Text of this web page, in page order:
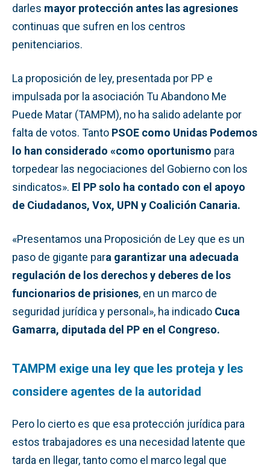
darles mayor protección antes las agresiones
continuas que sufren en los centros
penitenciarios.
La proposición de ley, presentada por PP e
impulsada por la asociación Tu Abandono Me
Puede Matar (TAMPM), no ha salido adelante por
falta de votos. Tanto PSOE como Unidas Podemos
lo han considerado «como oportunismo para
torpedear las negociaciones del Gobierno con los
sindicatos». El PP solo ha contado con el apoyo
de Ciudadanos, Vox, UPN y Coalición Canaria.
«Presentamos una Proposición de Ley que es un
paso de gigante para garantizar una adecuada
regulación de los derechos y deberes de los
funcionarios de prisiones, en un marco de
seguridad jurídica y personal», ha indicado Cuca
Gamarra, diputada del PP en el Congreso.
TAMPM exige una ley que les proteja y les
considere agentes de la autoridad
Pero lo cierto es que esa protección jurídica para
estos trabajadores es una necesidad latente que
tarda en llegar, tanto como el marco legal que